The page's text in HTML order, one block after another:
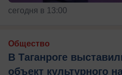
сегодня в 13:00
Общество
В Таганроге
объект культурного